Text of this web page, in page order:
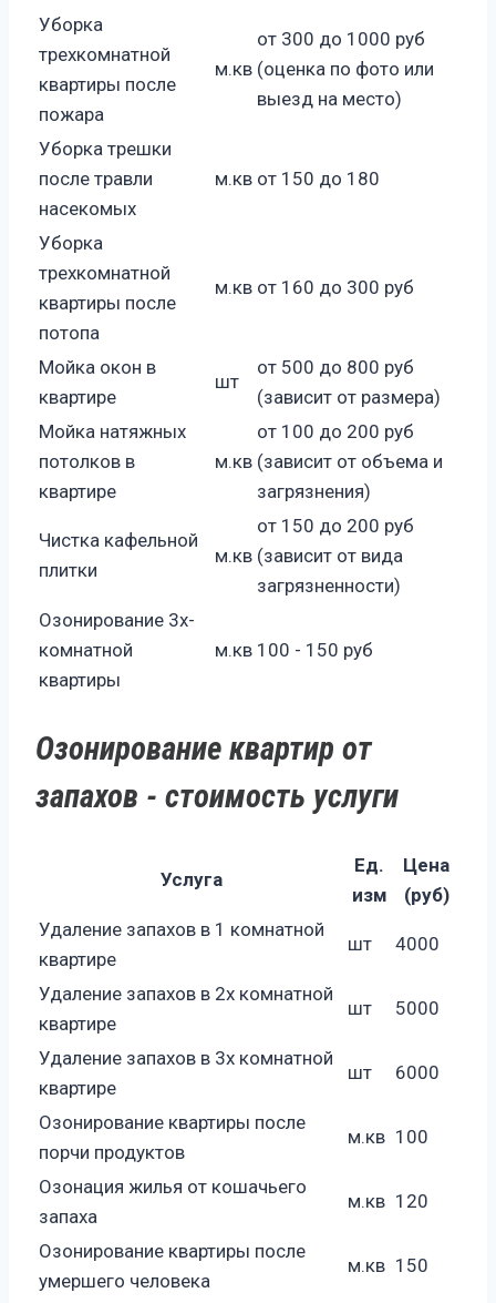
Уборка
трехкомнатной
квартиры после
пожара
м.кв
от 300 до 1000 руб
(оценка по фото или
выезд на место)
Уборка трешки
после травли
насекомых
м.кв от 150 до 180
Уборка
трехкомнатной
квартиры после
потопа
м.кв от 160 до 300 руб
Мойка окон в
квартире
шт
от 500 до 800 руб
(зависит от размера)
Мойка натяжных
потолков в
квартире
м.кв
от 100 до 200 руб
(зависит от объема и
загрязнения)
Чистка кафельной
плитки
м.кв
от 150 до 200 руб
(зависит от вида
загрязненности)
Озонирование 3х-
комнатной
квартиры
м.кв 100 - 150 руб
Озонирование квартир от
запахов - стоимость услуги
Услуга
Ед.
изм
Цена
(руб)
Удаление запахов в 1 комнатной
квартире
шт 4000
Удаление запахов в 2х комнатной
квартире
шт 5000
Удаление запахов в 3х комнатной
квартире
шт 6000
Озонирование квартиры после
порчи продуктов
м.кв 100
Озонация жилья от кошачьего
запаха
м.кв 120
Озонирование квартиры после
умершего человека
м.кв 150